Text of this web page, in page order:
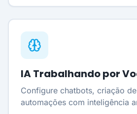
IA Trabalhando por
Configure chatbots, criação
automações com inteligência